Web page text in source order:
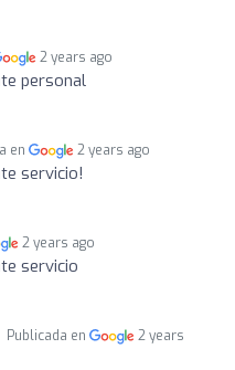
2 years ago
personal
en 2 years ago
servicio!
2 years ago
servicio
Publicada en
2 years